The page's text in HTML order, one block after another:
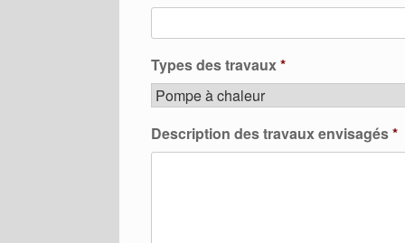
Types des travaux*
Description des travaux envisagés*